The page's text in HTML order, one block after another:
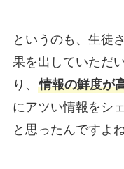
というのも、生徒
果を出していただ
り、 情報の鮮度が
にアツい情報をシ
と思ったんですよね